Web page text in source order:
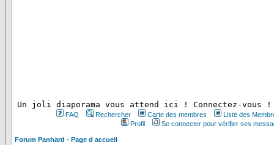
Un joli diaporama vous attend ici ! Connectez-vous !
FAQ Rechercher Carte des membres
Liste des
Profil
Se connecter pour vérifier ses
Forum Panhard - Page d accueil